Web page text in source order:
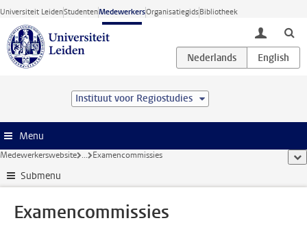
Ga direct naar de inhoud
Universiteit LeidenStudentenMedewerkersOrganisatiegidsBibliotheek
toggle
Instituut voor Regiostudies
Menu
Medewerkerswebsite ... Examencommissies
Submenu
Examencommissies